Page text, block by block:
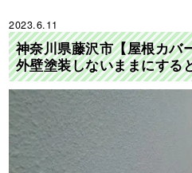
2023.6.11
神奈川県藤沢市【屋根カバ
外壁塗装しないままにする